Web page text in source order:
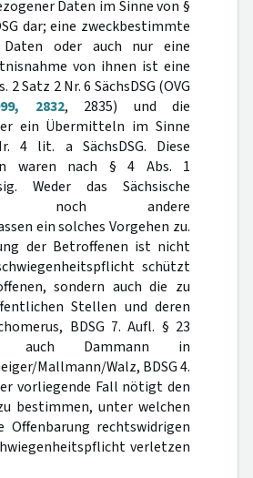
Daten im Sinne von §
dar; eine zweckbestimmte
Daten oder auch nur eine
von ihnen ist eine
2 Satz 2 Nr. 6 SächsDSG (OVG
2832, 2835) und die
ein Übermitteln im Sinne
4 lit. a SächsDSG. Diese
waren nach § 4 Abs. 1
Weder das Sächsische
noch andere
ein solches Vorgehen zu.
der Betroffenen ist nicht
schützt
sondern auch die zu
Stellen und deren
BDSG 7. Aufl. § 23
Dammann in
Mallmann/Walz, BDSG 4.
vorliegende Fall nötigt den
bestimmen, unter welchen
Offenbarung rechtswidrigen
verletzen